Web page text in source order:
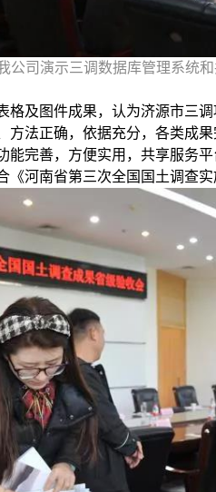
公司演示三调数据库管理系统
格及图件成果，认为济源市三
方法正确，依据充分，各类成
能完善，方便实用，共享服务
《河南省第三次全国国土调查